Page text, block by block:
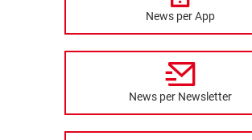
News per App
News per Newsletter